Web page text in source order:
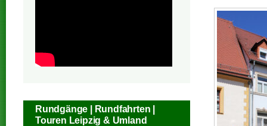
Rundgänge | Rundfahrten |
Touren Leipzig & Umland